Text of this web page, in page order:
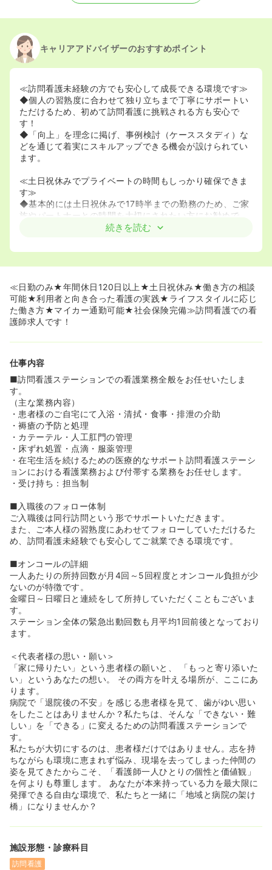
キャリアアドバイザーのおすすめポイント
≪訪問看護未経験の方でも安心して成長できる環境です≫
◆個人の習熟度に合わせて独り立ちまで丁寧にサポートい
ただけるため、初めて訪問看護に挑戦される方も安心で
す！
◆「向上」を理念に掲げ、事例検討（ケーススタディ）な
どを通じて着実にスキルアップできる機会が設けられてい
ます。
≪土日祝休みでプライベートの時間もしっかり確保できま
す≫
◆基本的には土日祝休みで17時半までの勤務のため、ご家
族やパートナーとの時間を大切にされたい方にお勧めで
されており、趣味の時間も確保しやすい環境です。
です≫
◆「急なお休みもお互い様」という温かい風土があり、実
際に面接に行かれた方からも子育てへの理解が深いと評判
です！
庭との両立に関して相談しやすい安心感があります。
≪互いに尊重し合うフラットで温かい職場環境です≫
◆「互いに尊重し、信頼関係を確立する」ことを大切にし
あります。
◆地域のイベントにも積極的に参加しており、インスタグ
ラムからも伝わるようなスタッフ間の雰囲気の良さが魅力
です！
続きを読む
≪日勤のみ★年間休日120日以上★土日祝休み★働き方の相談
可能★利用者と向き合った看護の実践★ライフスタイルに応じ
た働き方★マイカー通勤可能★社会保険完備≫訪問看護での看
護師求人です！
仕事内容
■訪問看護ステーションでの看護業務全般をお任せいたしま
す。
（主な業務内容）
・患者様のご自宅にて入浴・清拭・食事・排泄の介助
・褥瘡の予防と処理
・カテーテル・人工肛門の管理
・床ずれ処置・点滴・服薬管理
・在宅生活を続けるための医療的なサポート訪問看護ステーシ
ョンにおける看護業務および付帯する業務をお任せします。
・受け持ち：担当制
■入職後のフォロー体制
ご入職後は同行訪問という形でサポートいただきます。
また、ご本人様の習熟度にあわせてフォローしていただけるた
め、訪問看護未経験でも安心してご就業できる環境です。
■オンコールの詳細
一人あたりの所持回数が月4回～5回程度とオンコール負担が少
ないのが特徴です。
金曜日～日曜日と連続をして所持していただくこともございま
す。
ステーション全体の緊急出動回数も月平均1回前後となっており
ます。
＜代表者様の思い・願い＞
「家に帰りたい」という患者様の願いと、 「もっと寄り添いた
い」というあなたの想い。 その両方を叶える場所が、ここにあ
ります。
病院で「退院後の不安」を感じる患者様を見て、歯がゆい思い
をしたことはありませんか？私たちは、そんな「できない・難
しい」を「できる」に変えるための訪問看護ステーションで
す。
私たちが大切にするのは、患者様だけではありません。志を持
ちながらも環境に恵まれず悩み、現場を去ってしまった仲間の
姿を見てきたからこそ、「看護師一人ひとりの個性と価値観」
を何よりも尊重します。 あなたが本来持っている力を最大限に
発揮できる自由な環境で、私たちと一緒に「地域と病院の架け
橋」になりませんか？
施設形態・診療科目
訪問看護